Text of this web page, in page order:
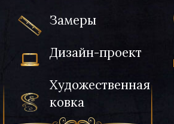
Замеры
Дизайн-проект
Художественная
ковка